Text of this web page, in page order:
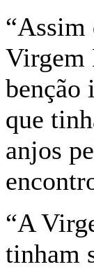
“Assim
Virgem
benção
que
anjos
“A
tinham